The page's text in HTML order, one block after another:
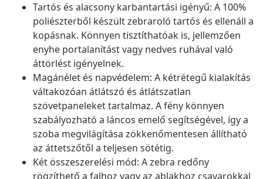
Tartós és alacsony karbantartási igényű: A 100%
poliészterből készült zebraroló tartós és ellenáll a
kopásnak. Könnyen tisztíthatóak is, jellemzően
enyhe portalanítást vagy nedves ruhával való
áttörlést igényelnek.
Magánélet és napvédelem: A kétrétegű kialakítás
váltakozóan átlátszó és átlátszatlan
szövetpaneleket tartalmaz. A fény könnyen
szabályozható a láncos emelő segítségével, így a
szoba megvilágítása zökkenőmentesen állítható
az áttetszőtől a teljesen sötétig.
Két összeszerelési mód: A zebra redőny
rögzíthető a falhoz vagy az ablakhoz csavarokkal